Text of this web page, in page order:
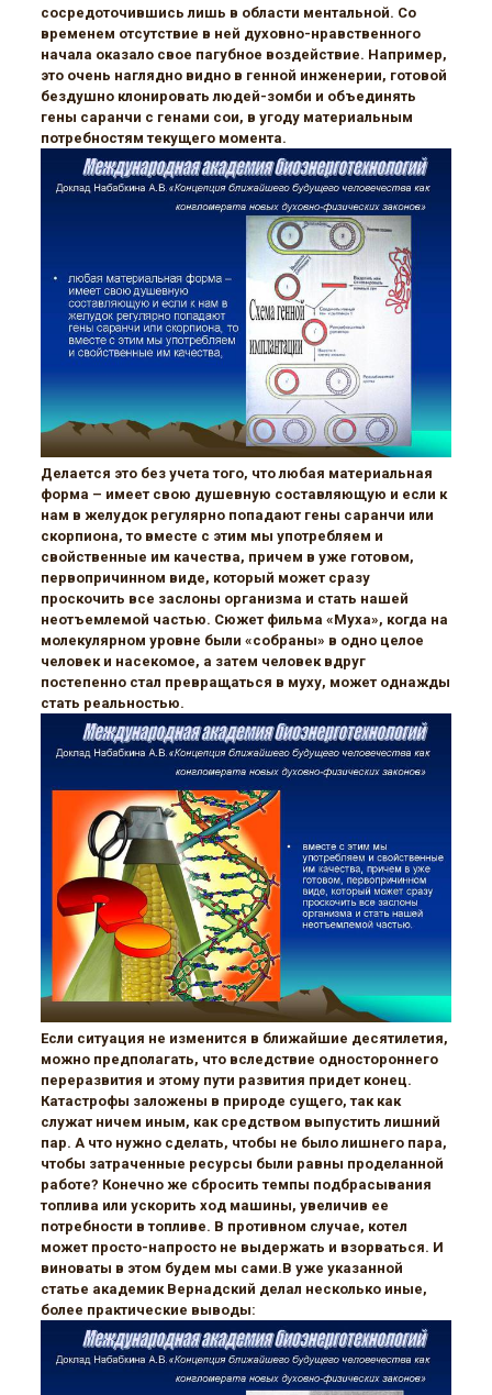
сосредоточившись лишь в области ментальной. Со
временем отсутствие в ней духовно-нравственного
начала оказало свое пагубное воздействие. Например,
это очень наглядно видно в генной инженерии, готовой
бездушно клонировать людей-зомби и объединять
гены саранчи с генами сои, в угоду материальным
потребностям текущего момента.
Делается это без учета того, что любая материальная
форма – имеет свою душевную составляющую и если к
нам в желудок регулярно попадают гены саранчи или
скорпиона, то вместе с этим мы употребляем и
свойственные им качества, причем в уже готовом,
первопричинном виде, который может сразу
проскочить все заслоны организма и стать нашей
неотъемлемой частью. Сюжет фильма «Муха», когда на
молекулярном уровне были «собраны» в одно целое
человек и насекомое, а затем человек вдруг
постепенно стал превращаться в муху, может однажды
стать реальностью.
Если ситуация не изменится в ближайшие десятилетия,
можно предполагать, что вследствие одностороннего
переразвития и этому пути развития придет конец.
Катастрофы заложены в природе сущего, так как
служат ничем иным, как средством выпустить лишний
пар. А что нужно сделать, чтобы не было лишнего пара,
чтобы затраченные ресурсы были равны проделанной
работе? Конечно же сбросить темпы подбрасывания
топлива или ускорить ход машины, увеличив ее
потребности в топливе. В противном случае, котел
может просто-напросто не выдержать и взорваться. И
виноваты в этом будем мы сами.В уже указанной
статье академик Вернадский делал несколько иные,
более практические выводы: